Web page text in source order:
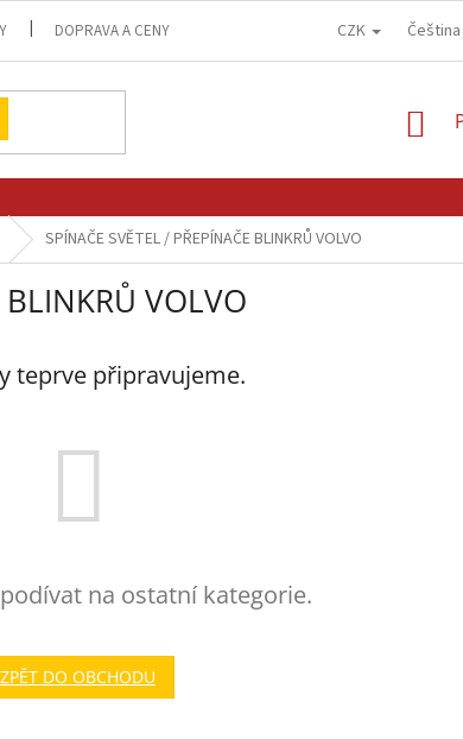
DOPRAVA A CENY OBCHODNÍ PODMÍNKY GDPR -
CZK Čeština
SPÍNAČE SVĚTEL / PŘEPÍNAČE BLINKRŮ VOLVO
BLINKRŮ VOLVO
teprve připravujeme.
na ostatní kategorie.
ZPĚT DO OBCHODU